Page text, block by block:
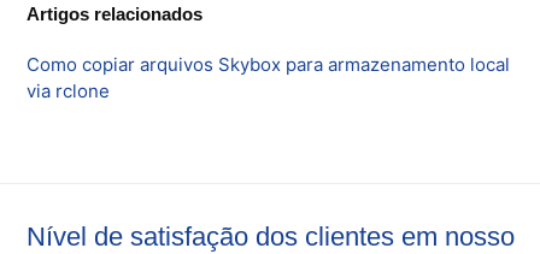
Artigos relacionados
Como copiar arquivos Skybox para armazenamento local
via rclone
Nível de satisfação dos clientes em nosso